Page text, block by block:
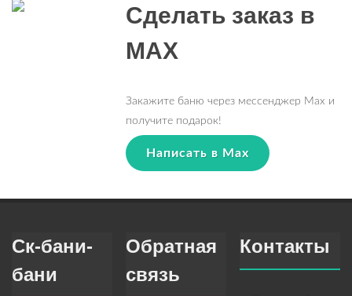
Сделать заказ в
MAX
Закажите баню через мессенджер Max и
получите подарок!
Написать в Max
Ск-бани-
бани
Обратная
связь
Контакты